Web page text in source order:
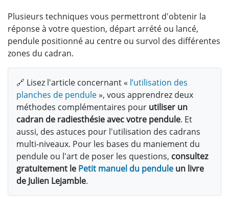
Plusieurs techniques vous permettront d'obtenir la
réponse à votre question, départ arrété ou lancé,
pendule positionné au centre ou survol des différentes
zones du cadran.
🔗 Lisez l'article concernant « l’utilisation des
planches de pendule», vous apprendrez deux
méthodes complémentaires pour utiliser un
cadran de radiesthésie avec votre pendule. Et
aussi, des astuces pour l'utilisation des cadrans
multi-niveaux. Pour les bases du maniement du
pendule ou l'art de poser les questions, consultez
gratuitement le Petit manuel du pendule un livre
de Julien Lejamble.